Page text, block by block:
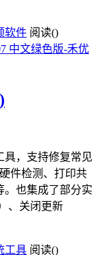
软件 阅读()
具，支持修复常见
件检测、打印共
。也集成了部分实
、关闭更新
工具 阅读()